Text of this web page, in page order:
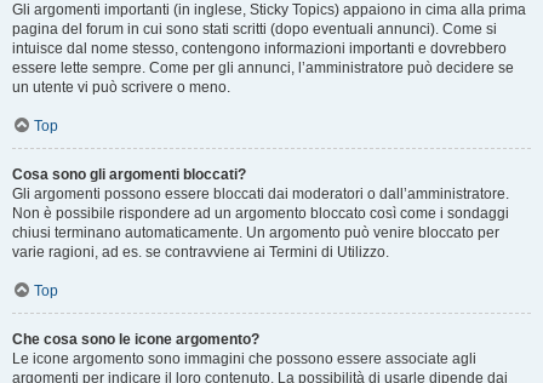
Gli argomenti importanti (in inglese, Sticky Topics) appaiono in cima alla prima
pagina del forum in cui sono stati scritti (dopo eventuali annunci). Come si
intuisce dal nome stesso, contengono informazioni importanti e dovrebbero
essere lette sempre. Come per gli annunci, l’amministratore può decidere se
un utente vi può scrivere o meno.
Top
Cosa sono gli argomenti bloccati?
Gli argomenti possono essere bloccati dai moderatori o dall’amministratore.
Non è possibile rispondere ad un argomento bloccato così come i sondaggi
chiusi terminano automaticamente. Un argomento può venire bloccato per
varie ragioni, ad es. se contravviene ai Termini di Utilizzo.
Top
Che cosa sono le icone argomento?
Le icone argomento sono immagini che possono essere associate agli
argomenti per indicare il loro contenuto. La possibilità di usarle dipende dai